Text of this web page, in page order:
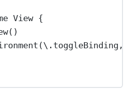
View {
()
(\.toggleBinding,